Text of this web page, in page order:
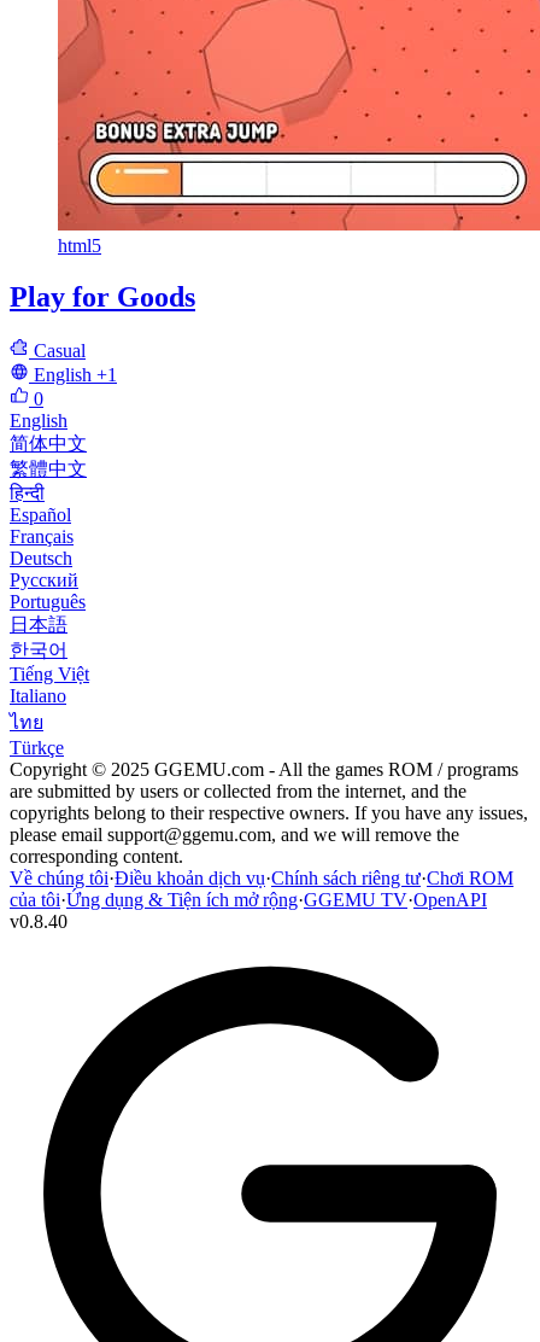
html5
Play for Goods
Casual
English +1
0
English
简体中文
繁體中文
हिन्दी
Español
Français
Deutsch
Русский
Português
日本語
한국어
Tiếng Việt
Italiano
ไทย
Türkçe
Copyright © 2025 GGEMU.com - All the games ROM / programs
are submitted by users or collected from the internet, and the
copyrights belong to their respective owners. If you have any issues,
please email support@ggemu.com, and we will remove the
corresponding content.
Về chúng tôi·Điều khoản dịch vụ·Chính sách riêng tư·Chơi ROM
của tôi·Ứng dụng & Tiện ích mở rộng·GGEMU TV·OpenAPI
v0.8.40